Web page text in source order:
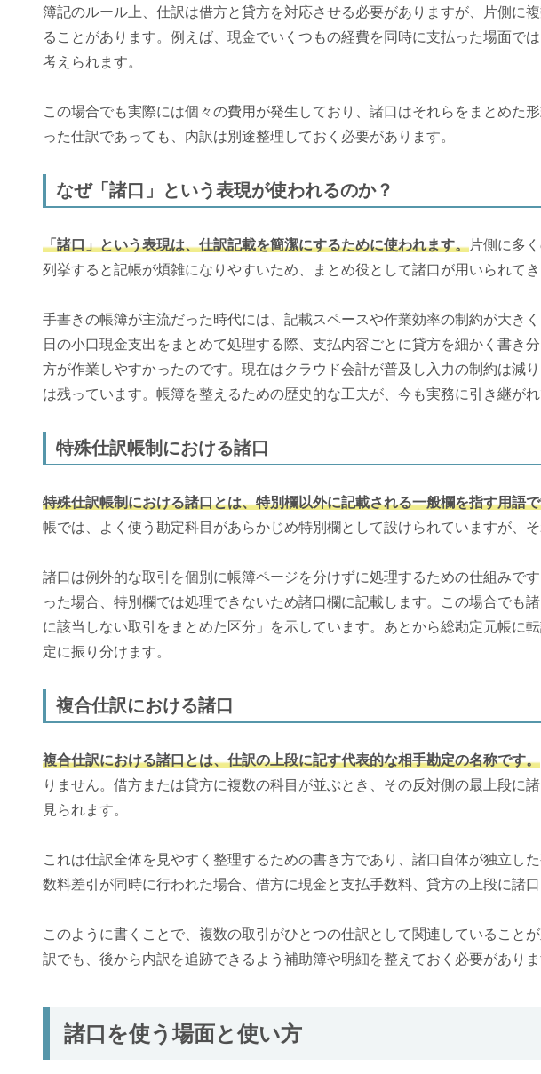
簿記のルール上、仕訳は借方と貸方を対応させる必要がありますが、片側に
ることがあります。例えば、現金でいくつもの経費を同時に支払った場面で
考えられます。
この場合でも実際には個々の費用が発生しており、諸口はそれらをまとめた
った仕訳であっても、内訳は別途整理しておく必要があります。
なぜ「諸口」という表現が使われるのか？
「諸口」という表現は、仕訳記載を簡潔にするために使われます。片側に多
列挙すると記帳が煩雑になりやすいため、まとめ役として諸口が用いられてき
手書きの帳簿が主流だった時代には、記載スペースや作業効率の制約が大き
日の小口現金支出をまとめて処理する際、支払内容ごとに貸方を細かく書き
方が作業しやすかったのです。現在はクラウド会計が普及し入力の制約は減
は残っています。帳簿を整えるための歴史的な工夫が、今も実務に引き継がれ
特殊仕訳帳制における諸口
特殊仕訳帳制における諸口とは、特別欄以外に記載される一般欄を指す用語
帳では、よく使う勘定科目があらかじめ特別欄として設けられていますが、
諸口は例外的な取引を個別に帳簿ページを分けずに処理するための仕組みで
った場合、特別欄では処理できないため諸口欄に記載します。この場合でも
に該当しない取引をまとめた区分」を示しています。あとから総勘定元帳に
定に振り分けます。
複合仕訳における諸口
複合仕訳における諸口とは、仕訳の上段に記す代表的な相手勘定の名称です。
りません。借方または貸方に複数の科目が並ぶとき、その反対側の最上段に
見られます。
これは仕訳全体を見やすく整理するための書き方であり、諸口自体が独立し
数料差引が同時に行われた場合、借方に現金と支払手数料、貸方の上段に諸
このように書くことで、複数の取引がひとつの仕訳として関連していること
訳でも、後から内訳を追跡できるよう補助簿や明細を整えておく必要がありま
諸口を使う場面と使い方